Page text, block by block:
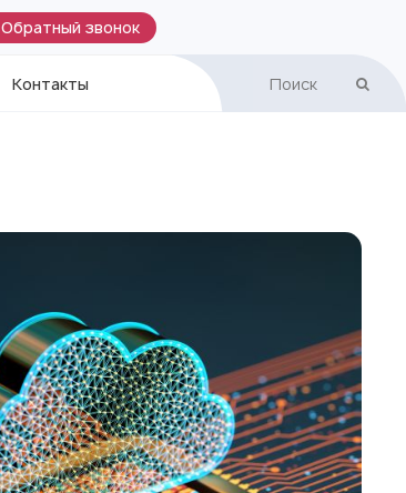
Обратный звонок
Контакты